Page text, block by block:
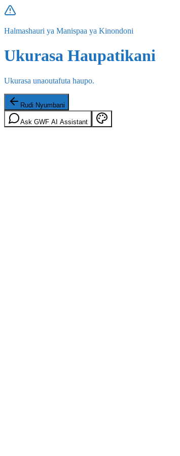
Halmashauri ya Manispaa ya Kinondoni
Ukurasa Haupatikani
Ukurasa unaoutafuta haupo.
Rudi Nyumbani
Ask GWF AI Assistant